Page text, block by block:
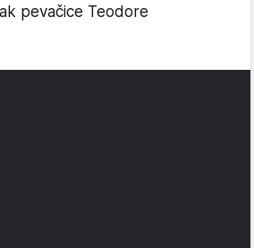
pevačice Teodore